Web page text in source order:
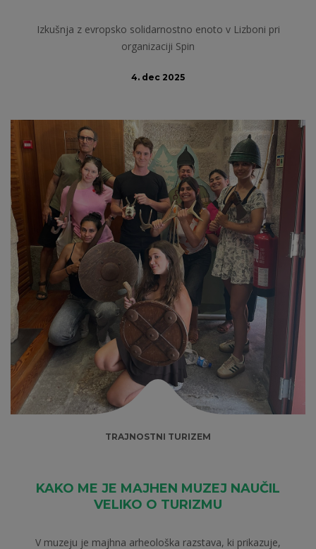
Izkušnja z evropsko solidarnostno enoto v Lizboni pri
organizaciji Spin
4. dec 2025
TRAJNOSTNI TURIZEM
KAKO ME JE MAJHEN MUZEJ NAUČIL
VELIKO O TURIZMU
V muzeju je majhna arheološka razstava, ki prikazuje,